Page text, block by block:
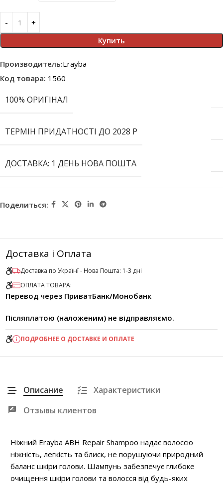
Купить
Производитель:Erayba
Код товара: 1560
100% ОРИГІНАЛ
ТЕРМІН ПРИДАТНОСТІ ДО 2028 Р
ДОСТАВКА: 1 ДЕНЬ НОВА ПОШТА
Поделиться:
Доставка і Оплата
Доставка по Українї - Нова Пошта: 1-3 дні
ОПЛАТА ТОВАРА:
Перевод через ПриватБанк/Монобанк
Післяплатою (наложеним) не відправляємо.
ПОДРОБНЕЕ О ДОСТАВКЕ И ОПЛАТЕ
Описание
Характеристики
Отзывы клиентов
Ніжний Erayba ABH Repair Shampoo надає волоссю
ніжність, легкість та блиск, не порушуючи природний
баланс шкіри голови. Шампунь забезпечує глибоке
очищення шкіри голови та волосся від будь-яких